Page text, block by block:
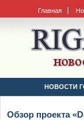
Главная
НОВОСТИ
Обзор проекта